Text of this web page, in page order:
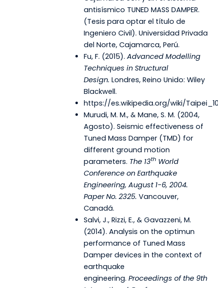
antisísmico TUNED MASS DAMPER.
(Tesis para optar el título de
Ingeniero Civil). Universidad Privada
del Norte, Cajamarca, Perú.
Fu, F. (2015).Advanced Modelling
Techniques in Structural
Design. Londres, Reino Unido: Wiley
Blackwell.
https://es.wikipedia.org/wiki/
Murudi, M. M., & Mane, S. M. (2004,
Agosto). Seismic effectiveness of
Tuned Mass Damper (TMD) for
different ground motion
parameters. The 13th World
Conference on Earthquake
Engineering, August 1-6, 2004.
Paper No. 2325.Vancouver,
Canadá.
Salvi, J., Rizzi, E., & Gavazzeni, M.
(2014). Analysis on the optimun
performance of Tuned Mass
Damper devices in the context of
earthquake
engineering.Proceedings of the 9th